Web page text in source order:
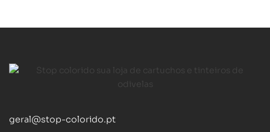
geral@stop-colorido.pt